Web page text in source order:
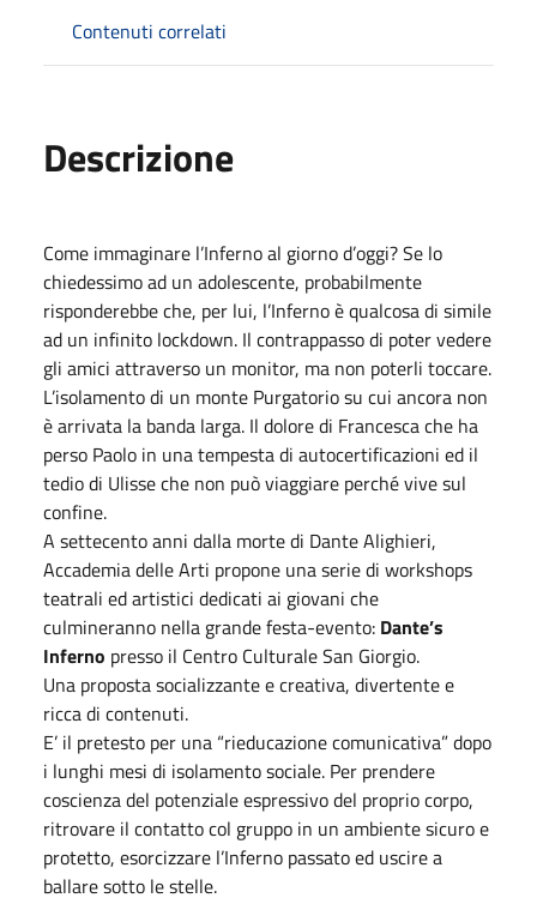
Contenuti correlati
Descrizione
Come immaginare l’Inferno al giorno d’oggi? Se lo
chiedessimo ad un adolescente, probabilmente
risponderebbe che, per lui, l’Inferno è qualcosa di simile
ad un infinito lockdown. Il contrappasso di poter vedere
gli amici attraverso un monitor, ma non poterli toccare.
L’isolamento di un monte Purgatorio su cui ancora non
è arrivata la banda larga. Il dolore di Francesca che ha
perso Paolo in una tempesta di autocertificazioni ed il
tedio di Ulisse che non può viaggiare perché vive sul
confine.
A settecento anni dalla morte di Dante Alighieri,
Accademia delle Arti propone una serie di workshops
teatrali ed artistici dedicati ai giovani che
culmineranno nella grande festa-evento: Dante’s
Inferno presso il Centro Culturale San Giorgio.
Una proposta socializzante e creativa, divertente e
ricca di contenuti.
E’ il pretesto per una “rieducazione comunicativa” dopo
i lunghi mesi di isolamento sociale. Per prendere
coscienza del potenziale espressivo del proprio corpo,
ritrovare il contatto col gruppo in un ambiente sicuro e
protetto, esorcizzare l’Inferno passato ed uscire a
ballare sotto le stelle.